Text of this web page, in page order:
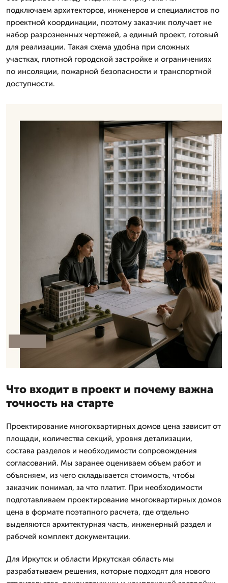
подключаем архитекторов, инженеров и специалистов по
проектной координации, поэтому заказчик получает не
набор разрозненных чертежей, а единый проект, готовый
для реализации. Такая схема удобна при сложных
участках, плотной городской застройке и ограничениях
по инсоляции, пожарной безопасности и транспортной
доступности.
Что входит в проект и почему важна
точность на старте
Проектирование многоквартирных домов цена зависит от
площади, количества секций, уровня детализации,
состава разделов и необходимости сопровождения
согласований. Мы заранее оцениваем объем работ и
объясняем, из чего складывается стоимость, чтобы
заказчик понимал, за что платит. При необходимости
подготавливаем проектирование многоквартирных домов
цена в формате поэтапного расчета, где отдельно
выделяются архитектурная часть, инженерный раздел и
рабочей комплект документации.
Для Иркутск и области Иркутская область мы
разрабатываем решения, которые подходят для нового